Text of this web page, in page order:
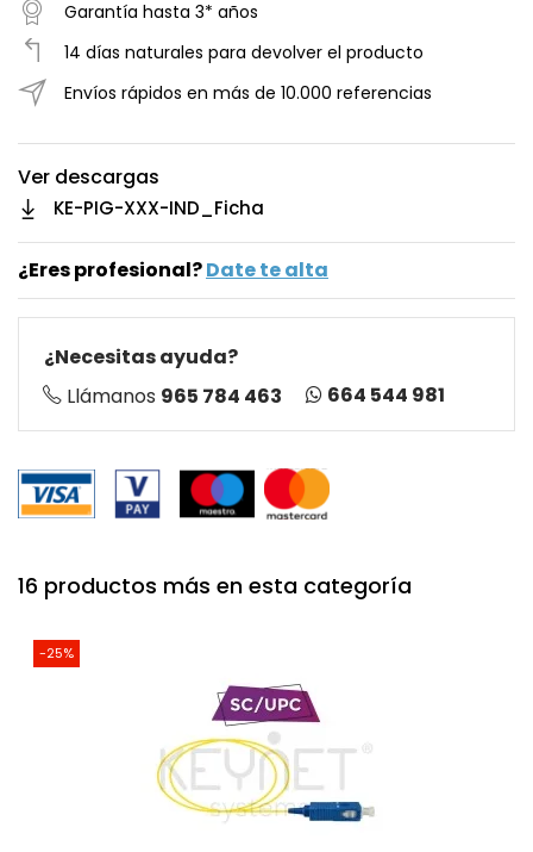
Garantía hasta 3* años
14 días naturales para devolver el producto
Envíos rápidos en más de 10.000 referencias
Ver descargas
KE-PIG-XXX-IND_Ficha
¿Eres profesional?Date te alta
¿Necesitas ayuda?
Llámanos 965 784 463 664 544 981
16 productos más en esta categoría
-25%